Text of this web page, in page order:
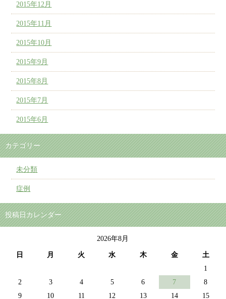
2015年12月
2015年11月
2015年10月
2015年9月
2015年8月
2015年7月
2015年6月
カテゴリー
未分類
症例
投稿日カレンダー
2026年8月
日 月 火 水 木 金
土
1
2
3 4 5 6 7
8
9
10 11 12 13 14 15